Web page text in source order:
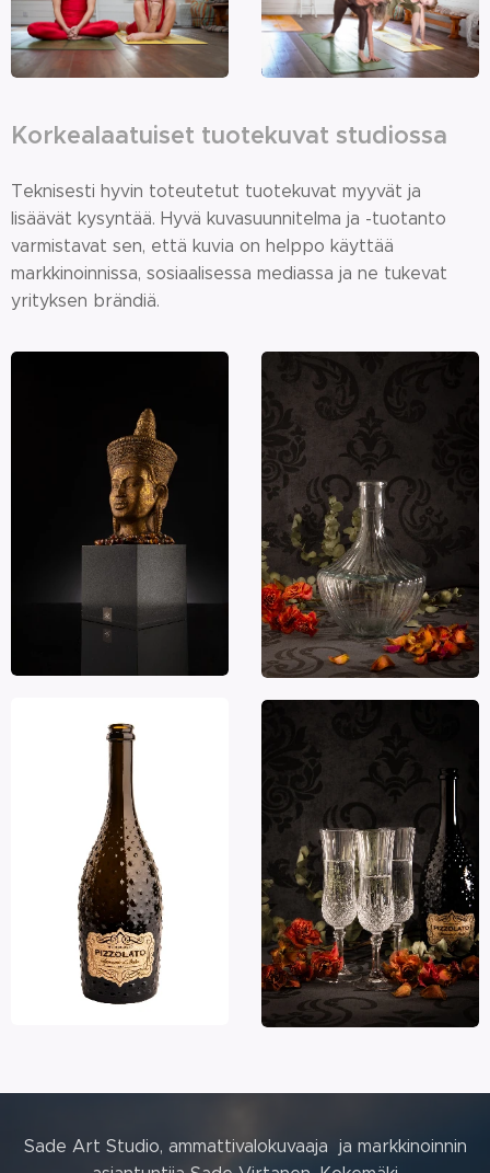
Korkealaatuiset tuotekuvat studiossa
Teknisesti hyvin toteutetut tuotekuvat myyvät ja
lisäävät kysyntää. Hyvä kuvasuunnitelma ja -tuotanto
varmistavat sen, että kuvia on helppo käyttää
markkinoinnissa, sosiaalisessa mediassa ja ne tukevat
yrityksen brändiä.
Sade Art Studio, ammattivalokuvaaja ja markkinoinnin